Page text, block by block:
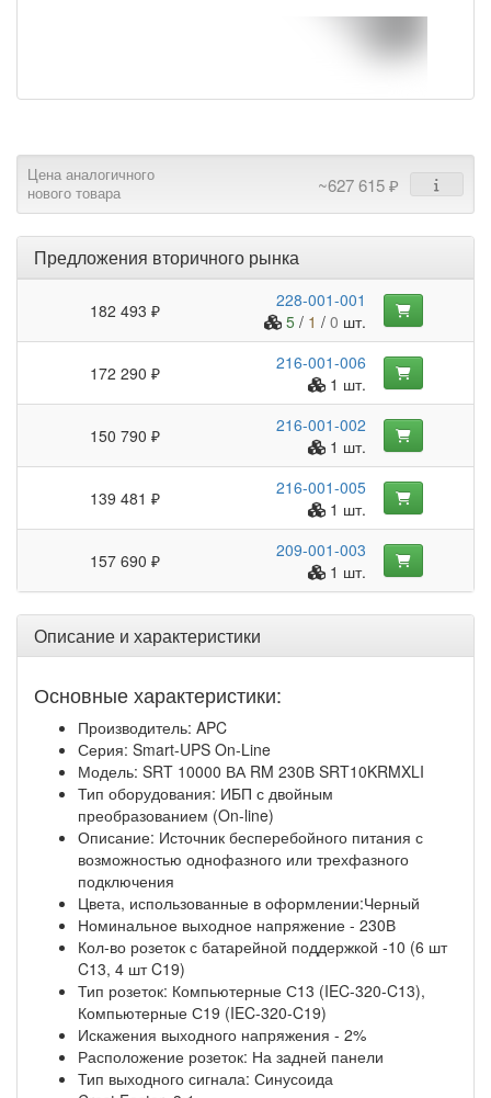
Цена аналогичного
нового товара
~627 615 ₽
Предложения вторичного рынка
182 493 ₽
228-001-001
5 / 1 / 0 шт.
172 290 ₽
216-001-006
1 шт.
150 790 ₽
216-001-002
1 шт.
139 481 ₽
216-001-005
1 шт.
157 690 ₽
209-001-003
1 шт.
Описание и характеристики
Основные характеристики:
Производитель: APC
Серия: Smart-UPS On-Line
Модель: SRT 10000 ВА RM 230В SRT10KRMXLI
Тип оборудования: ИБП с двойным
преобразованием (On-line)
Описание: Источник бесперебойного питания с
возможностью однофазного или трехфазного
подключения
Цвета, использованные в оформлении:Черный
Номинальное выходное напряжение - 230В
Кол-во розеток с батарейной поддержкой -10 (6 шт
C13, 4 шт C19)
Тип розеток: Компьютерные С13 (IEC-320-C13),
Компьютерные С19 (IEC-320-C19)
Искажения выходного напряжения - 2%
Расположение розеток: На задней панели
Тип выходного сигнала: Синусоида